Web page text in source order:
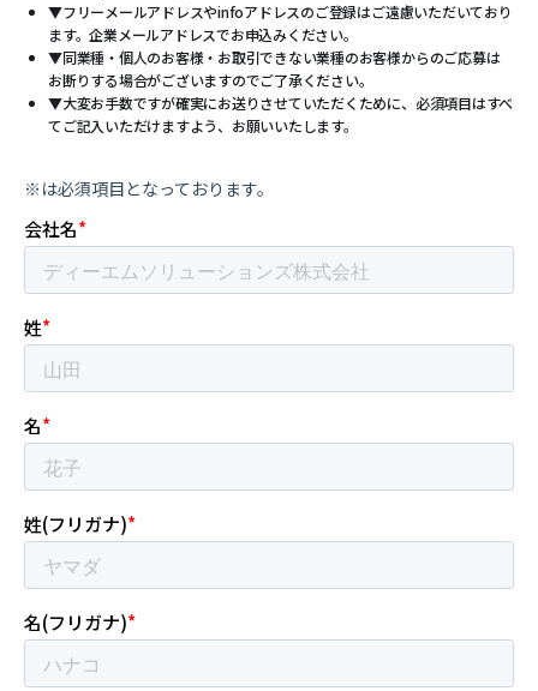
▼フリーメールアドレスやinfoアドレスのご登録はご遠慮いただいており
ます。企業メールアドレスでお申込みください。
▼同業種・個人のお客様・お取引できない業種のお客様からのご応募は
お断りする場合がございますのでご了承ください。
▼大変お手数ですが確実にお送りさせていただくために、必須項目はすべ
てご記入いただけますよう、お願いいたします。